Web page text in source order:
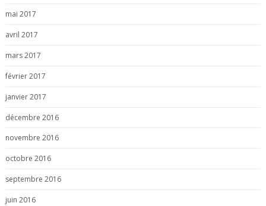
mai 2017
avril 2017
mars 2017
février 2017
janvier 2017
décembre 2016
novembre 2016
octobre 2016
septembre 2016
juin 2016